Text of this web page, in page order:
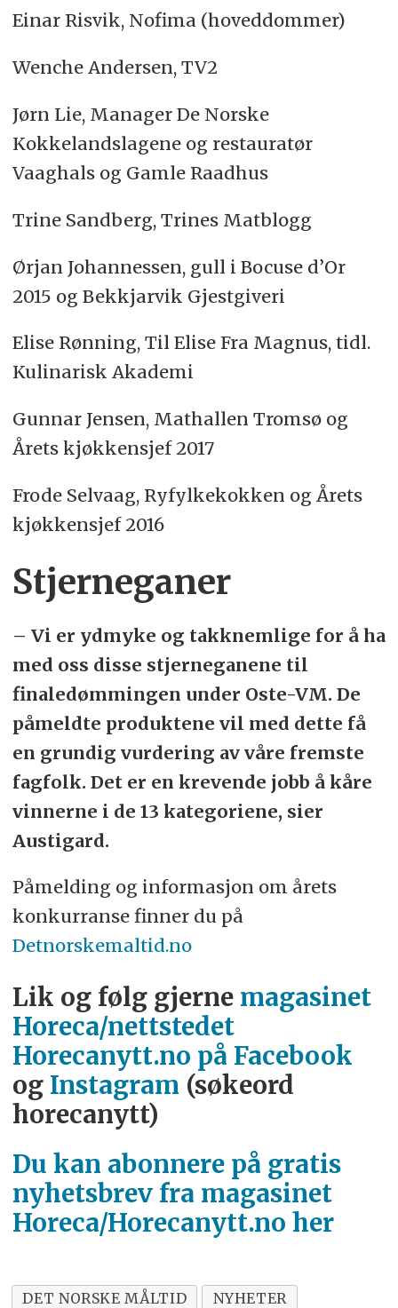
Einar Risvik, Nofima (hoveddommer)
Wenche Andersen, TV2
Jørn Lie, Manager De Norske
Kokkelandslagene og restauratør
Vaaghals og Gamle Raadhus
Trine Sandberg, Trines Matblogg
Ørjan Johannessen, gull i Bocuse d’Or
2015 og Bekkjarvik Gjestgiveri
Elise Rønning, Til Elise Fra Magnus, tidl.
Kulinarisk Akademi
Gunnar Jensen, Mathallen Tromsø og
Årets kjøkkensjef 2017
Frode Selvaag, Ryfylkekokken og Årets
kjøkkensjef 2016
Stjerneganer
– Vi er ydmyke og takknemlige for å ha
med oss disse stjerneganene til
finaledømmingen under Oste-VM. De
påmeldte produktene vil med dette få
en grundig vurdering av våre fremste
fagfolk. Det er en krevende jobb å kåre
vinnerne i de 13 kategoriene, sier
Austigard.
Påmelding og informasjon om årets
konkurranse finner du på
Detnorskemaltid.no
Lik og følg gjerne magasinet
Horeca/nettstedet
Horecanytt.no på Facebook
og Instagram (søkeord
horecanytt)
Du kan abonnere på gratis
nyhetsbrev fra magasinet
Horeca/Horecanytt.no her
DET NORSKE MÅLTID
NYHETER